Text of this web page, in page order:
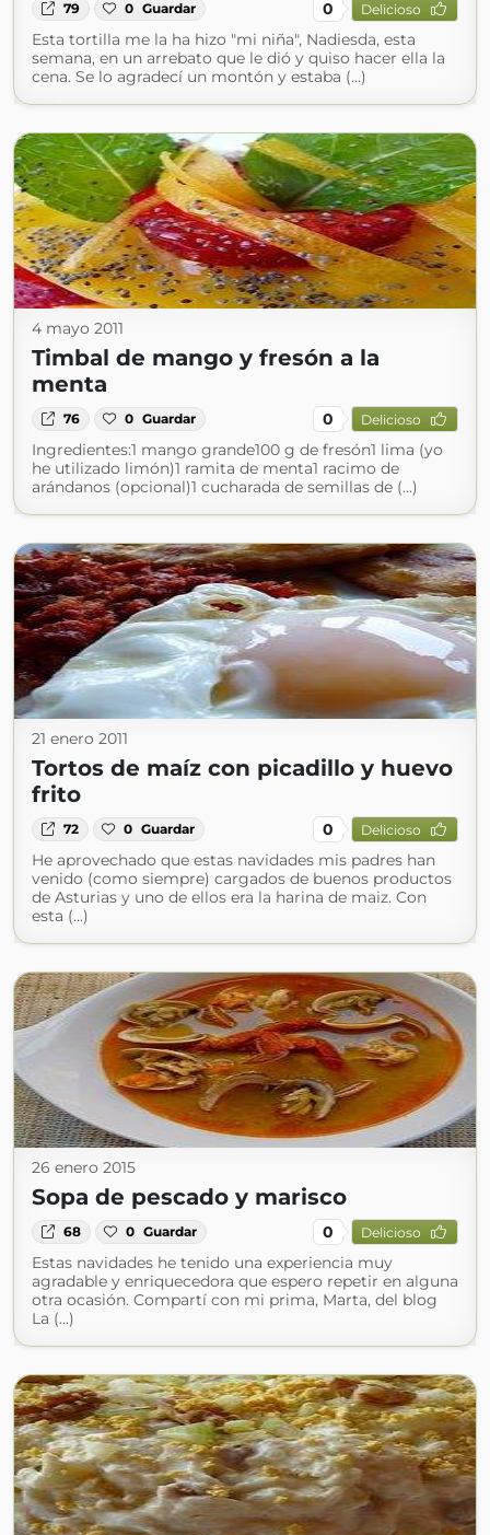
79 0 Guardar 0 Delicioso
Esta tortilla me la ha hizo "mi niña", Nadiesda, esta
semana, en un arrebato que le dió y quiso hacer ella la
cena. Se lo agradecí un montón y estaba (...)
4 mayo 2011
Timbal de mango y fresón a la
menta
76 0 Guardar 0 Delicioso
Ingredientes:1 mango grande100 g de fresón1 lima (yo
he utilizado limón)1 ramita de menta1 racimo de
arándanos (opcional)1 cucharada de semillas de (...)
21 enero 2011
Tortos de maíz con picadillo y huevo
frito
72 0 Guardar 0 Delicioso
He aprovechado que estas navidades mis padres han
venido (como siempre) cargados de buenos productos
de Asturias y uno de ellos era la harina de maiz. Con
esta (...)
26 enero 2015
Sopa de pescado y marisco
68 0 Guardar 0 Delicioso
Estas navidades he tenido una experiencia muy
agradable y enriquecedora que espero repetir en alguna
otra ocasión. Compartí con mi prima, Marta, del blog
La (...)